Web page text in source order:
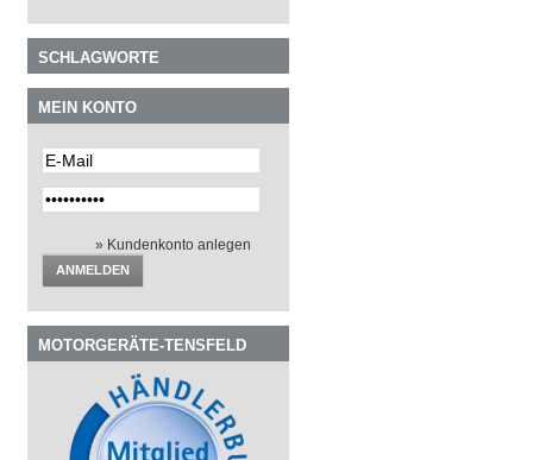
SCHLAGWORTE
MEIN KONTO
» Kundenkonto anlegen
ANMELDEN
MOTORGERÄTE-TENSFELD